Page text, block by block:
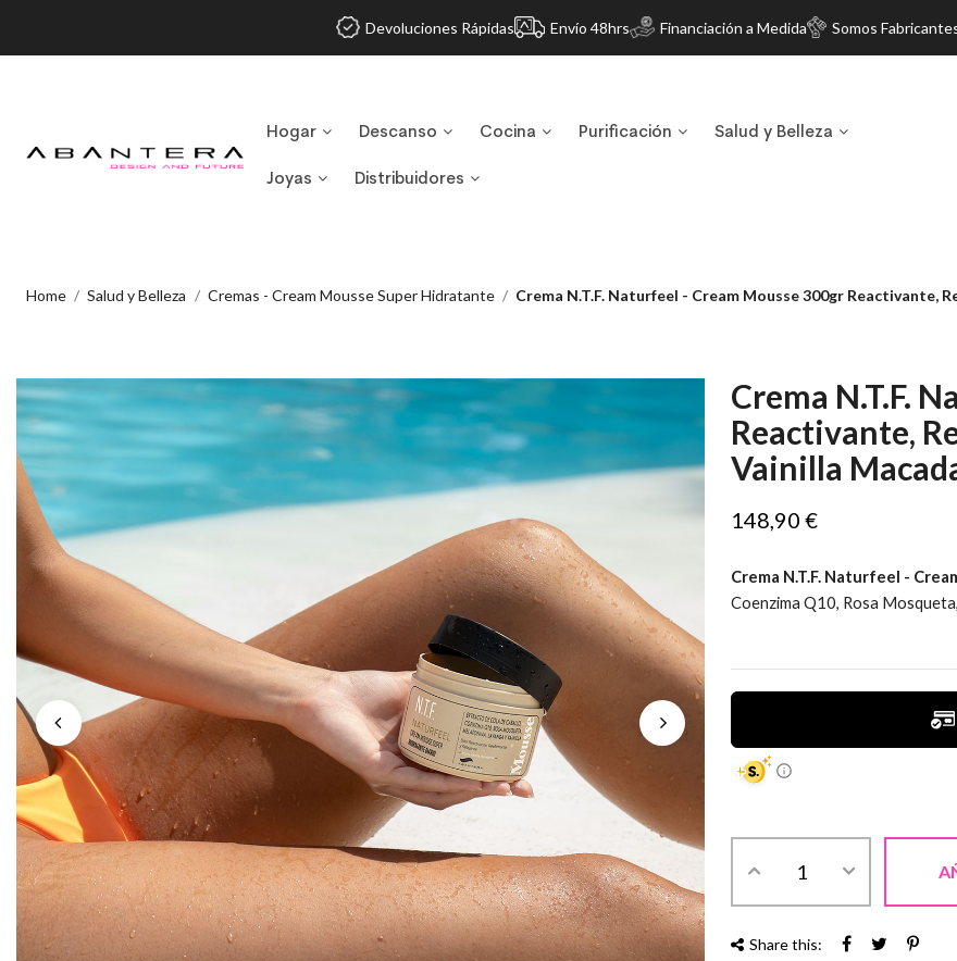
Devoluciones Rápidas Envío 48hrs Financiación a Medida Somos
Hogar Descanso Cocina Purificación Salud y Belleza
Joyas Distribuidores
Home Salud y Belleza Cremas - Cream Mousse Super Hidratante Crema N.T.F. Naturfeel - Cream Mousse 300gr Reactivante,
Crema N.T.F.
Reactivante,
Vainilla
148,90 €
Crema N.T.F. Naturfeel -
Coenzima Q10, Rosa
Share this: